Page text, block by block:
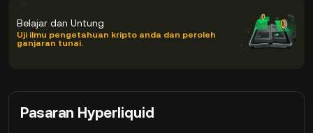
Belajar dan Untung
Uji ilmu pengetahuan kripto anda dan peroleh
ganjaran tunai.
Pasaran Hyperliquid